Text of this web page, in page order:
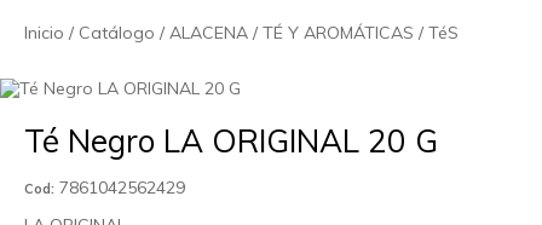
Inicio / Catálogo /ALACENA /TÉ Y AROMÁTICAS /TéS
Té Negro LA ORIGINAL 20 G
Cod: 7861042562429